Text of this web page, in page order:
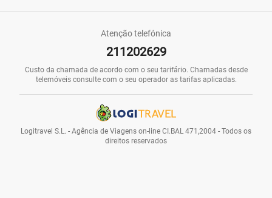
Atenção telefónica
211202629
Custo da chamada de acordo com o seu tarifário. Chamadas desde
telemóveis consulte com o seu operador as tarifas aplicadas.
Logitravel S.L. - Agência de Viagens on-line CI.BAL 471,2004 - Todos os
direitos reservados